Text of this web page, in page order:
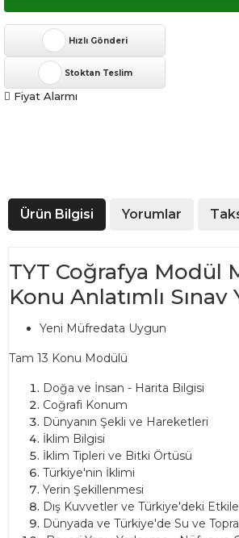
Hızlı Gönderi
Stoktan Teslim
Fiyat Alarmı
Ürün Bilgisi Yorumlar
TYT Coğrafya Modül
Konu Anlatımlı Sınav
Yeni Müfredata Uygun
Tam 13 Konu Modülü
Doğa ve İnsan - Harita Bilgisi
Coğrafi Konum
Dünyanın Şekli ve Hareketleri
İklim Bilgisi
İklim Tipleri ve Bitki Örtüsü
Türkiye'nin İklimi
Yerin Şekillenmesi
Dış Kuvvetler ve Türkiye'deki
Dünyada ve Türkiye'de Su ve